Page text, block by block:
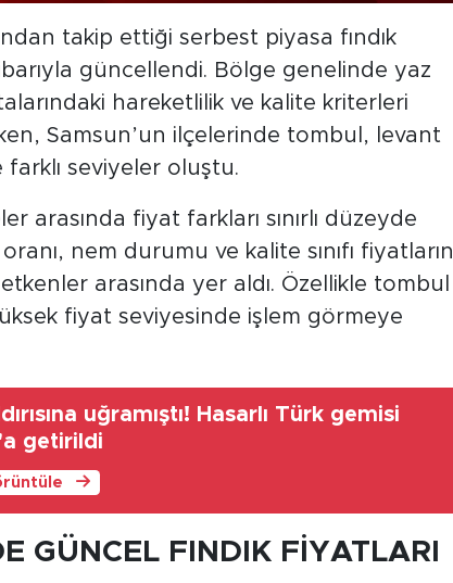
takip ettiği serbest piyasa fındık
güncellendi. Bölge genelinde yaz
hareketlilik ve kalite kriterleri
Samsun’un ilçelerinde tombul, levant
farklı seviyeler oluştu.
arasında fiyat farkları sınırlı düzeyde
nem durumu ve kalite sınıfı fiyatların
arasında yer aldı. Özellikle tombul
fiyat seviyesinde işlem görmeye
uğramıştı! Hasarlı Türk gemisi
getirildi
GÜNCEL FINDIK FİYATLARI